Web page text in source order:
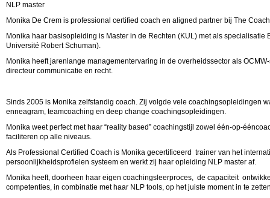
NLP master
Monika De Crem is professional certified coach en aligned partner bij The
Monika haar basisopleiding is Master in de Rechten (KUL) met als specialisatie
Université Robert Schuman).
Monika heeft jarenlange managementervaring in de overheidssector als
directeur communicatie en recht.
Sinds 2005 is Monika zelfstandig coach. Zij volgde vele coachingsopleidingen
enneagram, teamcoaching en deep change coachingsopleidingen.
Monika weet perfect met haar “reality based” coachingstijl zowel één-op-
faciliteren op alle niveaus.
Als Professional Certified Coach is Monika gecertificeerd trainer van het
persoonlijkheidsprofielen systeem en werkt zij haar opleiding NLP master af.
Monika heeft, doorheen haar eigen coachingsleerproces, de capaciteit
competenties, in combinatie met haar NLP tools, op het juiste moment in te